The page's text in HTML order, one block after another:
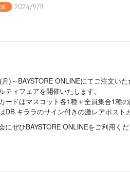
2024/9/9
)～BAYSTORE ONLINEにてご注文い
ティフェアを開催いたします。
ードはマスコット各1種＋全員集合1種
DB.キララのサイン付きの激レアポス
にぜひBAYSTORE ONLINEをご利用くだ